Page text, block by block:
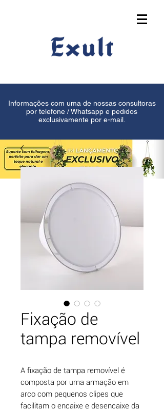
Informações com uma de nossas consultoras
por telefone / Whatsapp e pedidos
exclusivamente por e-mail.
Fixação de
tampa removível
A fixação de tampa removível é
composta por uma armação em
arco com pequenos clipes que
facilitam o encaixe e desencaixe da